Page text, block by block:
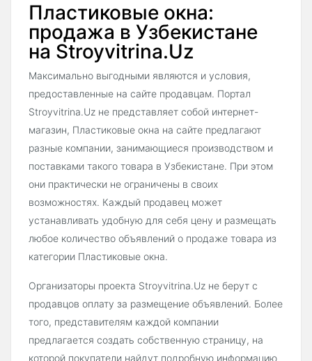
Пластиковые окна:
продажа в Узбекистане
на Stroyvitrina.Uz
Максимально выгодными являются и условия,
предоставленные на сайте продавцам. Портал
Stroyvitrina.Uz не представляет собой интернет-
магазин, Пластиковые окна на сайте предлагают
разные компании, занимающиеся производством и
поставками такого товара в Узбекистане. При этом
они практически не ограничены в своих
возможностях. Каждый продавец может
устанавливать удобную для себя цену и размещать
любое количество объявлений о продаже товара из
категории Пластиковые окна.
Организаторы проекта Stroyvitrina.Uz не берут с
продавцов оплату за размещение объявлений. Более
того, представителям каждой компании
предлагается создать собственную страницу, на
которой покупатели найдут подробную информацию